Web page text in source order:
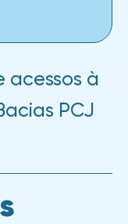
acessos à
PCJ